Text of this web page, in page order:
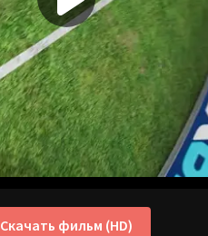
Скачать фильм (HD)